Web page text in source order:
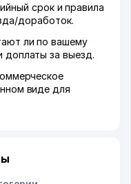
срок и правила
доработок.
ли по вашему
доплаты за выезд.
виде для